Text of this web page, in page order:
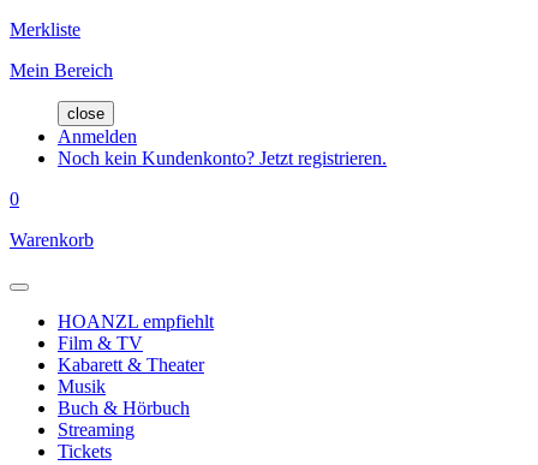
Merkliste
Mein Bereich
close
Anmelden
Noch kein Kundenkonto? Jetzt registrieren.
0
Warenkorb
HOANZL empfiehlt
Film & TV
Kabarett & Theater
Musik
Buch & Hörbuch
Streaming
Tickets